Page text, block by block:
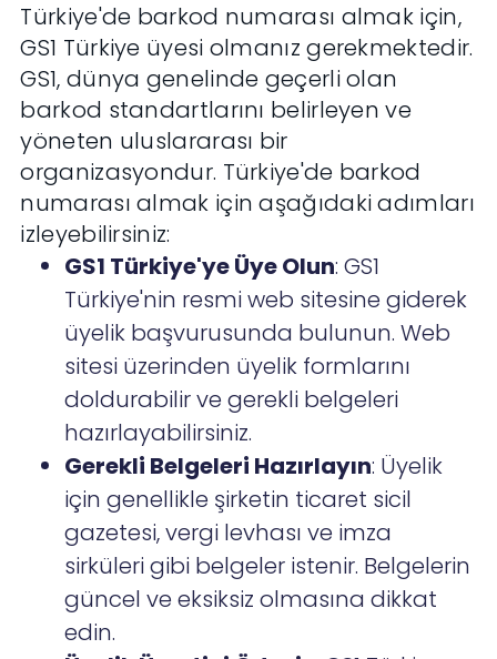
Türkiye'de barkod numarası almak için,
GS1 Türkiye üyesi olmanız gerekmektedir.
GS1, dünya genelinde geçerli olan
barkod standartlarını belirleyen ve
yöneten uluslararası bir
organizasyondur. Türkiye'de barkod
numarası almak için aşağıdaki adımları
izleyebilirsiniz:
GS1 Türkiye'ye Üye Olun: GS1
Türkiye'nin resmi web sitesine giderek
üyelik başvurusunda bulunun. Web
sitesi üzerinden üyelik formlarını
doldurabilir ve gerekli belgeleri
hazırlayabilirsiniz.
Gerekli Belgeleri Hazırlayın: Üyelik
için genellikle şirketin ticaret sicil
gazetesi, vergi levhası ve imza
sirküleri gibi belgeler istenir. Belgelerin
güncel ve eksiksiz olmasına dikkat
edin.